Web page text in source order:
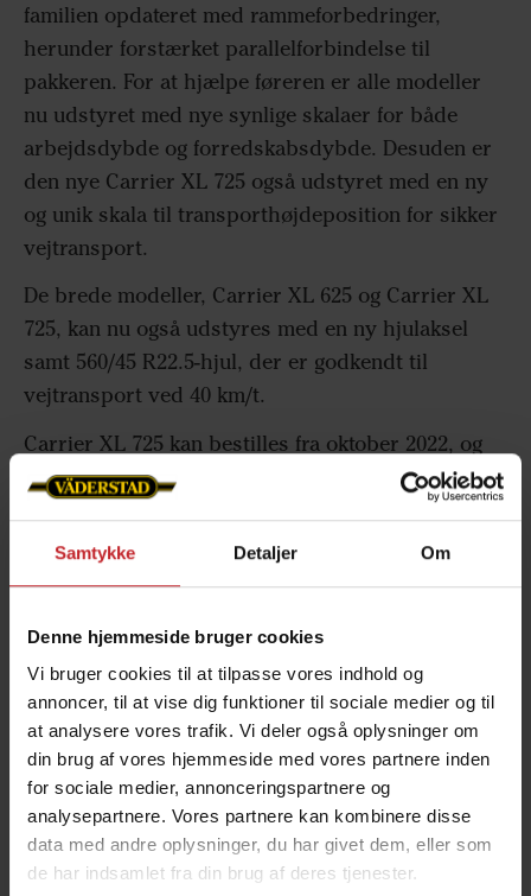
Samtykke Detaljer Om
Denne hjemmeside bruger cookies
Vi bruger cookies til at tilpasse vores indhold og
annoncer, til at vise dig funktioner til sociale medier og til
at analysere vores trafik. Vi deler også oplysninger om
din brug af vores hjemmeside med vores partnere inden
for sociale medier, annonceringspartnere og
analysepartnere. Vores partnere kan kombinere disse
data med andre oplysninger, du har givet dem, eller som
de har indsamlet fra din brug af deres tjenester.
familien opdateret med rammeforbedringer,
herunder forstærket parallelforbindelse til
pakkeren. For at hjælpe føreren er alle modeller
nu udstyret med nye synlige skalaer for både
arbejdsdybde og forredskabsdybde. Desuden er
den nye Carrier XL 725 også udstyret med en ny
og unik skala til transporthøjdeposition for sikker
vejtransport.
De brede modeller, Carrier XL 625 og Carrier XL
725, kan nu også udstyres med en ny hjulaksel
samt 560/45 R22.5-hjul, der er godkendt til
vejtransport ved 40 km/t.
Carrier XL 725 kan bestilles fra oktober 2022, og
leveringerne vil begynde i foråret 2023.
Ydermere introducerer Väderstad CrossCutter
Disc Aggressive, som udvider CrossCutter Disc-
serien yderligere. Forskellen til den almindelige
CrossCutter Disc er, at den nye CrossCutter Disc
hvilket giver større gennemtrængningsevne under
udfordrende jordforhold.
- CrossCutter Disc Aggressive er et interessant
valg til svær jord, eller hvor penetrationsevnen
ellers kan være et problem. En yderligere fordel
ved CrossCutter Disc Aggressive er, at den vil